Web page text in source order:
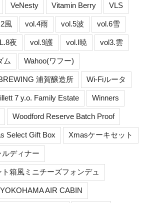
VeNesty Vitamin Berry VLS
風 vol.4雨 vol.5波 vol.6雪
夜 vol.9護 vol.I暁 vol3.雲
ム Wahoo(ワフー)
浦賀醸造所 Wi-Fiルータ
7 y.o. Family Estate Winners
Woodford Reserve Batch Proof
Select Gift Box Xmasケーキセット
ディナー
箱風ミニチーズフォンデュ
YOKOHAMA AIR CABIN